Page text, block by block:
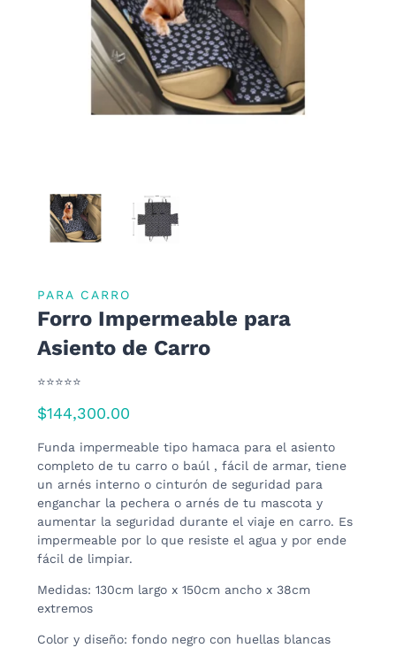
PARA CARRO
Forro Impermeable para
Asiento de Carro
⭐⭐⭐⭐⭐
$144,300.00
Funda impermeable tipo hamaca para el asiento
completo de tu carro o baúl , fácil de armar, tiene
un arnés interno o cinturón de seguridad para
enganchar la pechera o arnés de tu mascota y
aumentar la seguridad durante el viaje en carro. Es
impermeable por lo que resiste el agua y por ende
fácil de limpiar.
Medidas: 130cm largo x 150cm ancho x 38cm
extremos
Color y diseño: fondo negro con huellas blancas